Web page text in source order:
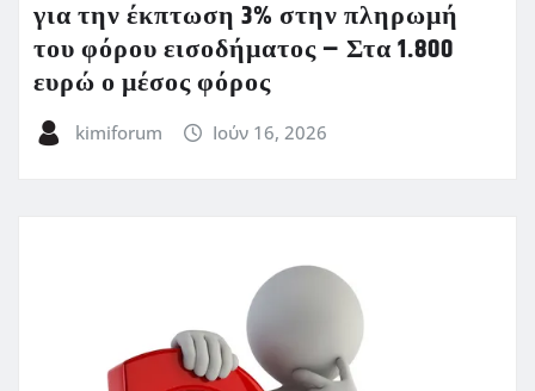
για την έκπτωση 3% στην πληρωμή
του φόρου εισοδήματος – Στα 1.800
ευρώ ο μέσος φόρος
kimiforum Ιούν 16, 2026